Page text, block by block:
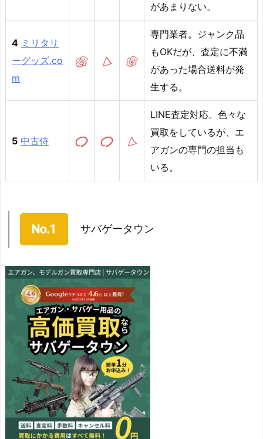
があまりない。
4 ミリタリ
ーグッズ.co
m
専門業者。ジャンク品
もOKだが、査定に不満
があった場合送料が発
生する。
5 中古侍
LINE査定対応。色々な
買取をしているが、エ
アガンの専門の担当も
いる。
サバゲータウン